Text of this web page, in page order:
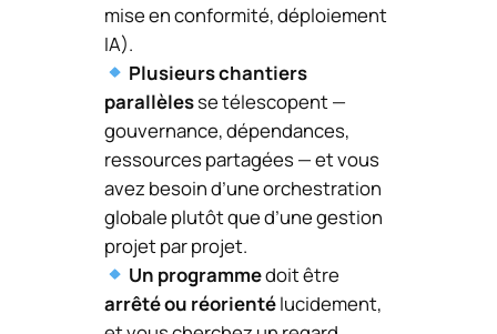
mise en conformité, déploiement
IA).
Plusieurs chantiers
parallèlesse télescopent —
gouvernance, dépendances,
ressources partagées — et vous
avez besoin d’une orchestration
globale plutôt que d’une gestion
projet par projet.
Un programmedoit être
arrêté ou réorientélucidement,